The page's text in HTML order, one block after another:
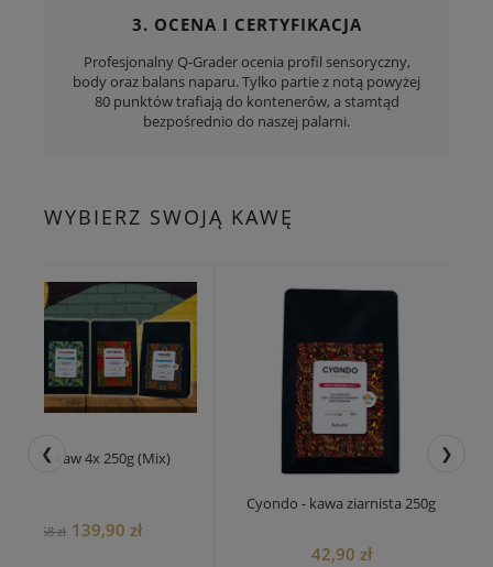
3. OCENA I CERTYFIKACJA
Profesjonalny Q-Grader ocenia profil sensoryczny,
body oraz balans naparu. Tylko partie z notą powyżej
80 punktów trafiają do kontenerów, a stamtąd
bezpośrednio do naszej palarni.
WYBIERZ SWOJĄ KAWĘ
❮ ❯
Zestaw kaw 4x 250g (Mix)
168 zł 139,90 zł
Cyondo - kawa ziarnista 250g
42,90 zł